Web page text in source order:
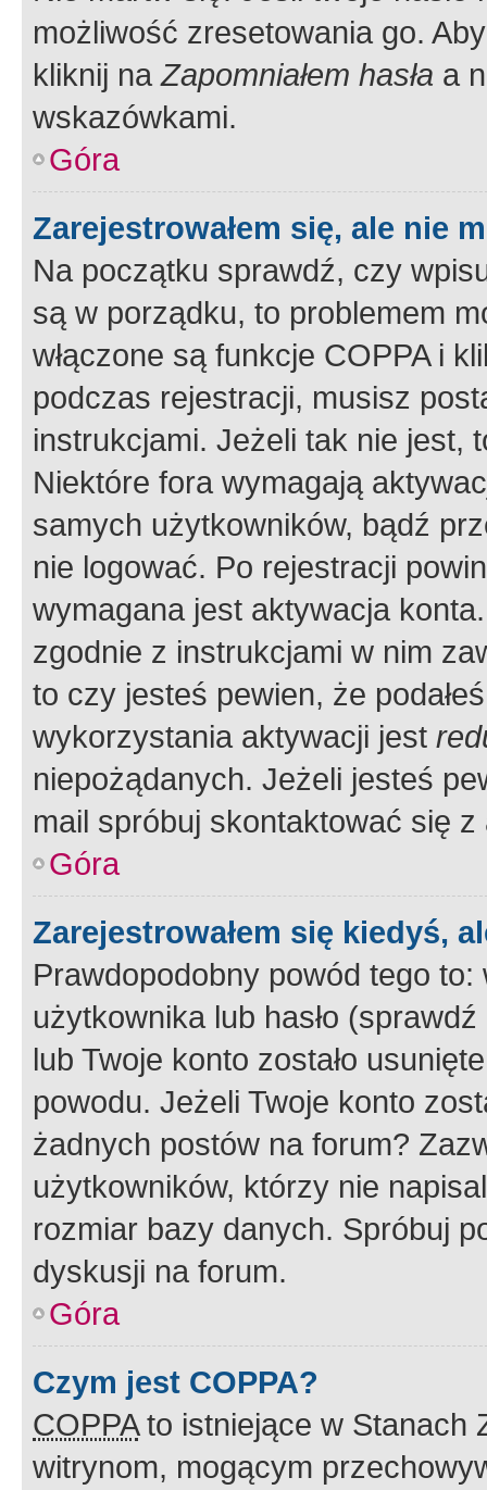
możliwość zresetowania go.
kliknij naZapomniałem hasła a
wskazówkami.
Góra
Zarejestrowałem się, ale nie
Na początku sprawdź, czy
są w porządku, to problemem
włączone są funkcje COPPA i
podczas rejestracji, musisz
instrukcjami. Jeżeli tak nie jest,
Niektóre fora wymagają
samych użytkowników, bądź
nie logować. Po rejestracji
wymagana jest aktywacja
zgodnie z instrukcjami w nim
to czy jesteś pewien, że
wykorzystania aktywacji jest
niepożądanych. Jeżeli jesteś
mail spróbuj skontaktować się
Góra
Zarejestrowałem się kiedyś,
Prawdopodobny powód tego to:
użytkownika lub hasło
lub Twoje konto zostało
powodu. Jeżeli Twoje konto
żadnych postów na forum?
użytkowników, którzy nie
rozmiar bazy danych. Spróbuj
dyskusji na forum.
Góra
Czym jest COPPA?
COPPAto istniejące w Stanach
witrynom, mogącym